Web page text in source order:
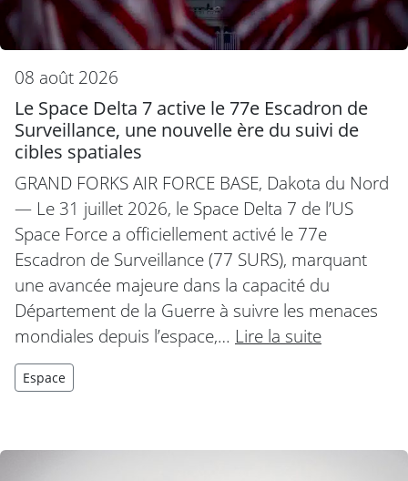
08 août 2026
Le Space Delta 7 active le 77e Escadron de
Surveillance, une nouvelle ère du suivi de
cibles spatiales
GRAND FORKS AIR FORCE BASE, Dakota du Nord
— Le 31 juillet 2026, le Space Delta 7 de l’US
Space Force a officiellement activé le 77e
Escadron de Surveillance (77 SURS), marquant
une avancée majeure dans la capacité du
Département de la Guerre à suivre les menaces
mondiales depuis l’espace,… Lire la suite
Espace